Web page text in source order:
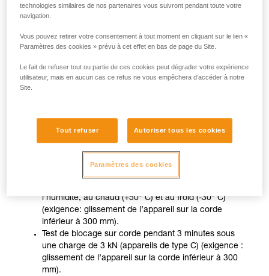
Tests de fonctionnement et résistance
extraits de la norme EN 12841 : 2006
réalisés lors de la certification du ZIGZAG
Tous les tests sont réalisés en configuration en double pour
l’usage préconisé par la notice technique, sur deux cordes
différentes aux diamètres minimum et maximum autorisés
indiqués sur l’appareil (corde EN 1891 type A, diamètres
11,5 mm et 13 mm).
l’humidité, au chaud (+50° C) et au froid (-30° C)
(exigence: glissement de l’appareil sur la corde
inférieur à 300 mm).
Test de blocage sur corde pendant 3 minutes sous
une charge de 3 kN (appareils de type C) (exigence :
glissement de l’appareil sur la corde inférieur à 300
mm).
technologies similaires de nos partenaires vous suivront pendant toute votre
navigation.
Vous pouvez retirer votre consentement à tout moment en cliquant sur le lien «
Paramètres des cookies » prévu à cet effet en bas de page du Site.
Le fait de refuser tout ou partie de ces cookies peut dégrader votre expérience
utilisateur, mais en aucun cas ce refus ne vous empêchera d’accéder à notre
Site.
Tout refuser Autoriser tous les cookies
Paramètres des cookies